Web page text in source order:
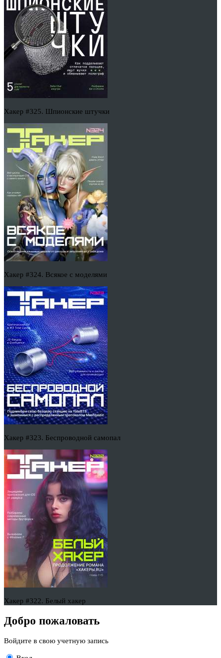
Хакер #325. Шпионские штучки
Хакер #324. Всякое с моделями
Хакер #323. Беспроводной самопал
Хакер #322. Белый хакер
Добро пожаловать
Войдите в свою учетную запись